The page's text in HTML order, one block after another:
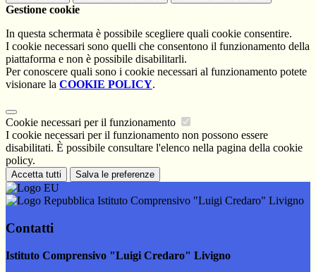
Gestione cookie
In questa schermata è possibile scegliere quali cookie consentire.
I cookie necessari sono quelli che consentono il funzionamento della
piattaforma e non è possibile disabilitarli.
Per conoscere quali sono i cookie necessari al funzionamento potete
visionare la COOKIE POLICY.
Cookie necessari per il funzionamento
I cookie necessari per il funzionamento non possono essere
disabilitati. È possibile consultare l'elenco nella pagina della cookie
policy.
Accetta tutti Salva le preferenze
Istituto Comprensivo "Luigi Credaro" Livigno
Contatti
Istituto Comprensivo "Luigi Credaro" Livigno